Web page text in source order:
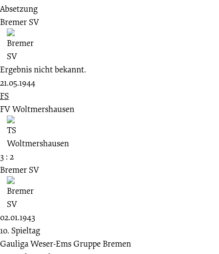
Absetzung
Bremer SV
Ergebnis nicht bekannt.
21.05.1944
FS
FV Woltmershausen
3 : 2
Bremer SV
02.01.1943
10. Spieltag
Gauliga Weser-Ems Gruppe Bremen